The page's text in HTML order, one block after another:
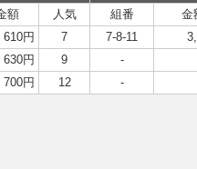
額 人気 組番
金
610円 7 7-8-11
630円 9
-
700円 12 -